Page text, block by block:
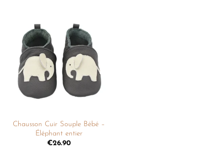
Ajouter
à la
liste de
souhaits
Chausson Cuir Souple Bébé –
Éléphant entier
€26.90